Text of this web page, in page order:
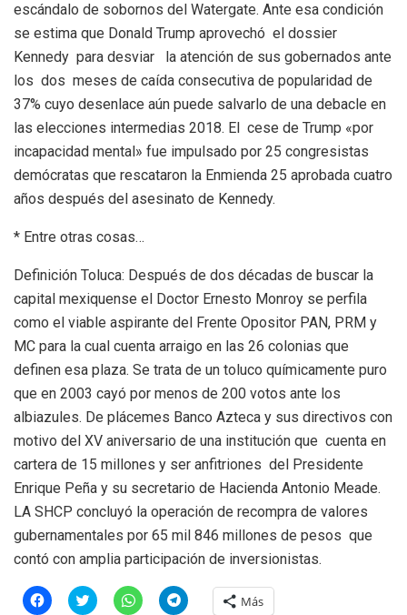
escándalo de sobornos del Watergate. Ante esa condición
se estima que Donald Trump aprovechó el dossier
Kennedy para desviar la atención de sus gobernados ante
los dos meses de caída consecutiva de popularidad de
37% cuyo desenlace aún puede salvarlo de una debacle en
las elecciones intermedias 2018. El cese de Trump «por
incapacidad mental» fue impulsado por 25 congresistas
demócratas que rescataron la Enmienda 25 aprobada cuatro
años después del asesinato de Kennedy.
* Entre otras cosas…
Definición Toluca: Después de dos décadas de buscar la
capital mexiquense el Doctor Ernesto Monroy se perfila
como el viable aspirante del Frente Opositor PAN, PRM y
MC para la cual cuenta arraigo en las 26 colonias que
definen esa plaza. Se trata de un toluco químicamente puro
que en 2003 cayó por menos de 200 votos ante los
albiazules. De plácemes Banco Azteca y sus directivos con
motivo del XV aniversario de una institución que cuenta en
cartera de 15 millones y ser anfitriones del Presidente
Enrique Peña y su secretario de Hacienda Antonio Meade.
LA SHCP concluyó la operación de recompra de valores
gubernamentales por 65 mil 846 millones de pesos que
contó con amplia participación de inversionistas.
H
a
H
a
H
a
H
a Más